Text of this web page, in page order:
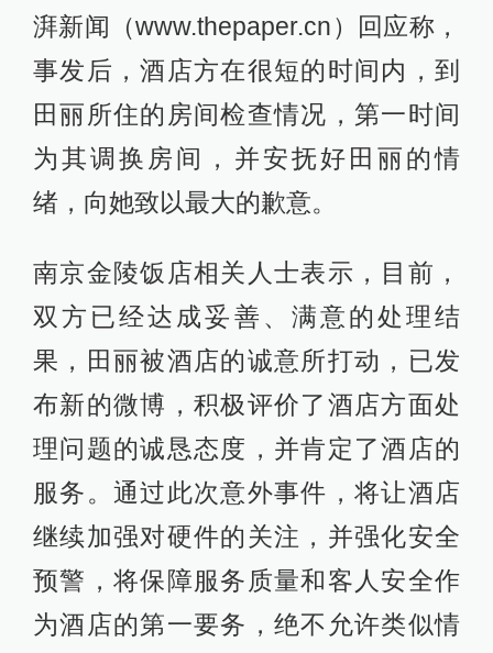
湃新闻（www.thepaper.cn）回应称，
事发后，酒店方在很短的时间内，到
田丽所住的房间检查情况，第一时间
为其调换房间，并安抚好田丽的情
绪，向她致以最大的歉意。
南京金陵饭店相关人士表示，目前，
双方已经达成妥善、满意的处理结
果，田丽被酒店的诚意所打动，已发
布新的微博，积极评价了酒店方面处
理问题的诚恳态度，并肯定了酒店的
服务。通过此次意外事件，将让酒店
继续加强对硬件的关注，并强化安全
预警，将保障服务质量和客人安全作
为酒店的第一要务，绝不允许类似情